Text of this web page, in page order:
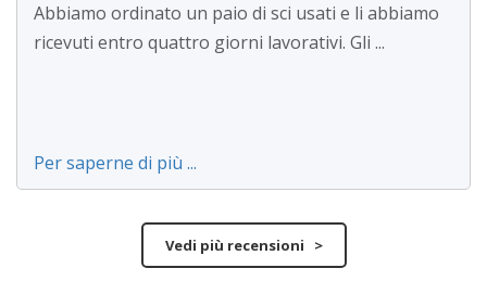
Abbiamo ordinato un paio di sci usati e li abbiamo
ricevuti entro quattro giorni lavorativi. Gli ...
Per saperne di più ...
Vedi più recensioni >